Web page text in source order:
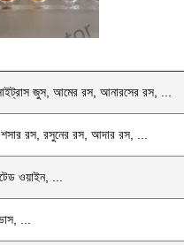
জুস, আমের রস, আনারসের রস, ...
রস, রসুনের রস, আদার রস, ...
ওয়াইন, ...
...